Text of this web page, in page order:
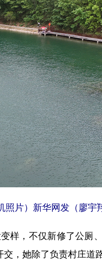
片）新华网发（廖宇
样，不仅新修了公厕
，她除了负责村庄道